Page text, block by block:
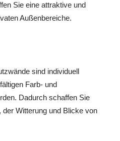
Sie eine attraktive und
Außenbereiche.
sind individuell
Farb- und
Dadurch schaffen Sie
Witterung und Blicke von